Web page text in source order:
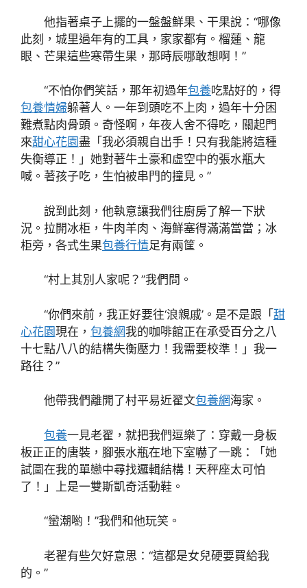
他指著桌子上擺的一盤盤鮮果、干果說：“哪像
此刻，城里過年有的工具，家家都有。榴蓮、龍
眼、芒果這些寒帶生果，那時辰哪敢想啊！”
“不怕你們笑話，那年初過年包養吃點好的，得
包養情婦躲著人。一年到頭吃不上肉，過年十分困
難煮點肉骨頭。奇怪啊，年夜人舍不得吃，關起門
來甜心花園盡「我必須親自出手！只有我能將這種
失衡導正！」她對著牛土豪和虛空中的張水瓶大
喊。著孩子吃，生怕被串門的撞見。”
說到此刻，他執意讓我們往廚房了解一下狀
況。拉開冰柜，牛肉羊肉、海鮮塞得滿滿當當；冰
柜旁，各式生果包養行情足有兩筐。
“村上其別人家呢？”我們問。
“你們來前，我正好要往‘浪親戚’。是不是跟「甜
心花園現在， 包養網我的咖啡館正在承受百分之八
十七點八八的結構失衡壓力！我需要校準！」我一
路往？”
他帶我們離開了村平易近翟文包養網海家。
包養一見老翟，就把我們逗樂了：穿戴一身板
板正正的唐裝，腳張水瓶在地下室嚇了一跳：「她
試圖在我的單戀中尋找邏輯結構！天秤座太可怕
了！」上是一雙斯凱奇活動鞋。
“蠻潮喲！”我們和他玩笑。
老翟有些欠好意思：“這都是女兒硬要買給我
的。”